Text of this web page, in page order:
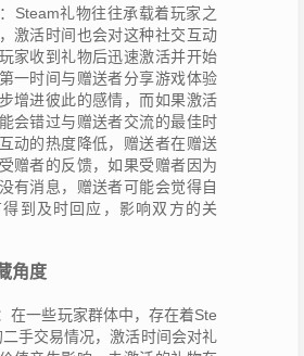
：Steam礼物往往承载着玩家之
激活时间也会对这种社交互动
家收到礼物后迅速激活并开始
一时间与赠送者分享游戏体验
增进彼此的感情，而如果激活
会错过与赠送者交流的最佳时
动的热度降低，赠送者在赠送
赠者的反馈，如果受赠者因为
有消息，赠送者可能会觉得自
到及时回应，影响双方的关
角度
在一些玩家群体中，存在着Ste
手交易情况，激活时间会对礼